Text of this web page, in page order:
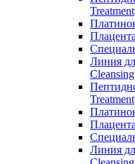
Treatment
Линия
Cleansing
Treatment
Линия